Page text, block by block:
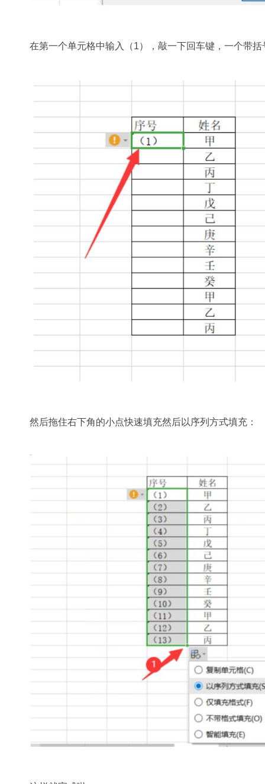
在第一个单元格中输入（1），敲一下回车键，一个带
然后拖住右下角的小点快速填充然后以序列方式填充：